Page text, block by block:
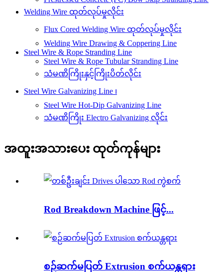
Welding Wire ထုတ်လုပ်မှုလိုင်း
Flux Cored Welding Wire ထုတ်လုပ်မှုလိုင်း
Welding Wire Drawing & Coppering Line
Steel Wire & Rope Stranding Line
Steel Wire & Rope Tubular Stranding Line
သံမဏိကြိုးနှင့်ကြိုးပိတ်လိုင်း
Steel Wire Galvanizing Line ၊
Steel Wire Hot-Dip Galvanizing Line
သံမဏိကြိုး Electro Galvanizing လိုင်း
အထူးအသားပေး ထုတ်ကုန်များ
Rod Breakdown Machine ဖြင့်...
စဉ်ဆက်မပြတ် Extrusion စက်ယန္တရား